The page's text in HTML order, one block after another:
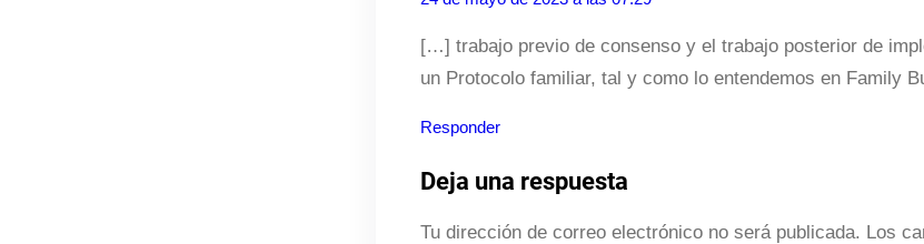
[…] trabajo previo de consenso y el trabajo posterior de
un Protocolo familiar, tal y como lo entendemos en Family
Responder
Deja una respuesta
Tu dirección de correo electrónico no será publicada. Los